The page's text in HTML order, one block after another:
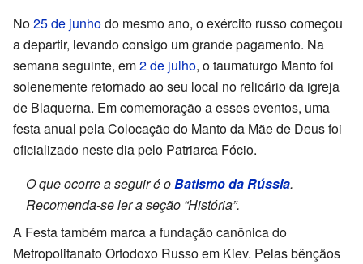
No25 de junhodo mesmo ano, o exército russo começou
a departir, levando consigo um grande pagamento. Na
semana seguinte, em2 de julho, o taumaturgo Manto foi
solenemente retornado ao seu local no relicário da igreja
de Blaquerna. Em comemoração a esses eventos, uma
festa anual pela Colocação do Manto da Mãe de Deus foi
oficializado neste dia pelo Patriarca Fócio.
O que ocorre a seguir é oBatismo da Rússia.
Recomenda-se ler a seção “História”.
A Festa também marca a fundação canônica do
Metropolitanato Ortodoxo Russo em Kiev. Pelas bênçãos